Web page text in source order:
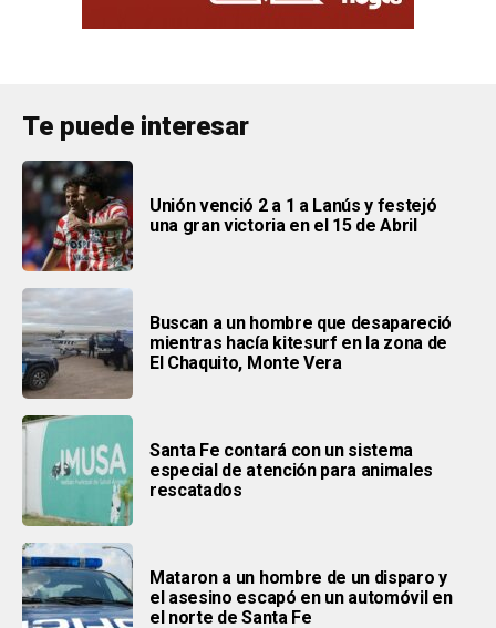
Te puede interesar
Unión venció 2 a 1 a Lanús y festejó
una gran victoria en el 15 de Abril
Buscan a un hombre que desapareció
mientras hacía kitesurf en la zona de
El Chaquito, Monte Vera
Santa Fe contará con un sistema
especial de atención para animales
rescatados
Mataron a un hombre de un disparo y
el asesino escapó en un automóvil en
el norte de Santa Fe